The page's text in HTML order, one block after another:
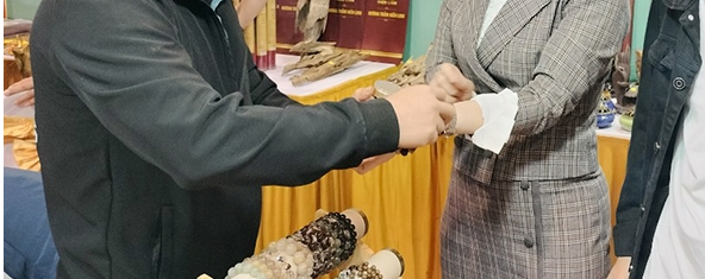
CN-TTCN giai đoạn 2026-2030
Sở Công Thương tổ chức Chào cờ - triển khai công
Quy trình kiểm định kỹ thuật an toàn lao động chai LPG composite Năm 2025 -
Thương Hà Tĩnh tổ chức thành công Lớp đào tạo hỗ trợ doanh nghiệp đẩy mạnh ứng
cực hưởng ứng Cuộc thi về Cuộc vận động người Việt Nam ưu tiên dùng hàng Việt Nam
tử với người tiêu dùng toàn quốc” thuộc Chương trình phát triển thương mại điện tử quốc
về Chỉ số Cải cách hành chính Hội nghị liên Bộ trưởng Ngoại giao – Kinh tế APEC lần
tổ chức trọng thể Lễ kỷ niệm 120 năm Ngày sinh Tổng Bí thư Trần Phú
Công đoàn ngành
tại Hội chợ Công Thương khu vực Tây Bắc – Điện Biên năm 2024
Sở Công thương
trúng cử Ủy viên Ban Chấp hành Trung ương Đảng khóa XIV
Trước khi Đại hội họp
Thương tổ chức Chào cờ - triển khai công tác tháng 5 năm 2024
Hà Tĩnh tham gia
trị Hệ thống thông tin giải quyết thủ tục hành chính và Hệ thống quản lý văn bản chỉ đạo,
Công nhân, tháng hành động ATVSLĐ năm 2024
Kết luận của Ban Thường vụ
một cụm công nghiệp rộng hơn 30 ha Ban Thường vụ Tỉnh ủy Hà Tĩnh công bố các